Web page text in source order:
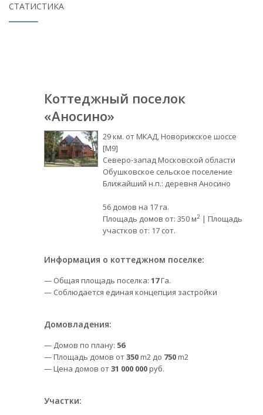
СТАТИСТИКА
Коттеджный поселок
«Аносино»
29 км. от МКАД, Новорижское шоссе
[М9]
Северо-запад Московской области
Обушковское сельское поселение
Ближайший н.п.: деревня Аносино
56 домов на 17 га.
Площадь домов от: 350 м2 | Площадь
участков от: 17 сот.
Информация о коттеджном поселке:
— Общая площадь поселка: 17Га.
— Соблюдается единая концепция застройки
Домовладения:
— Домов по плану: 56
— Площадь домов от350m2 до 750m2
— Цена домов от31 000 000руб.
Участки: